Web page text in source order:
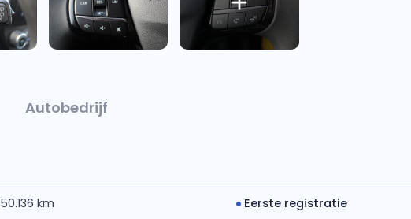
Autobedrijf
50.136 km Eerste registratie